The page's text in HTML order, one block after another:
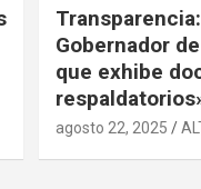
Gobernador
que exhibe
agosto 22, 2025